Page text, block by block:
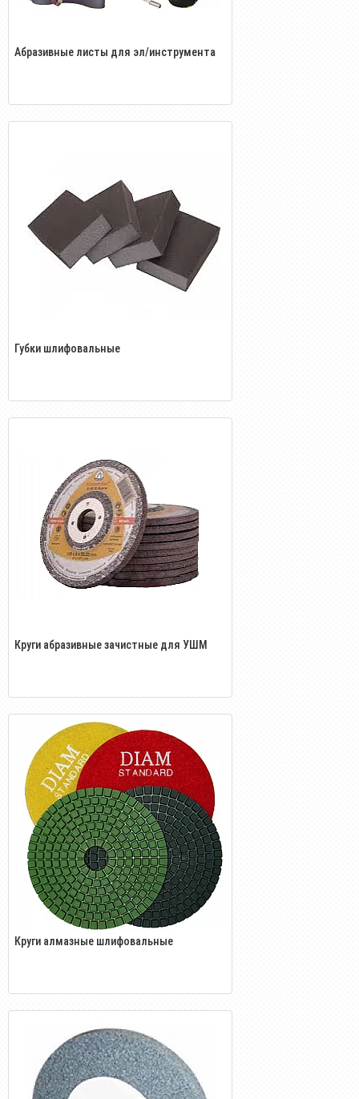
Абразивные листы для эл/инструмента
Губки шлифовальные
Круги абразивные зачистные для УШМ
Круги алмазные шлифовальные